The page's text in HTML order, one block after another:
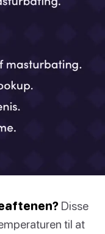
Disse
til at